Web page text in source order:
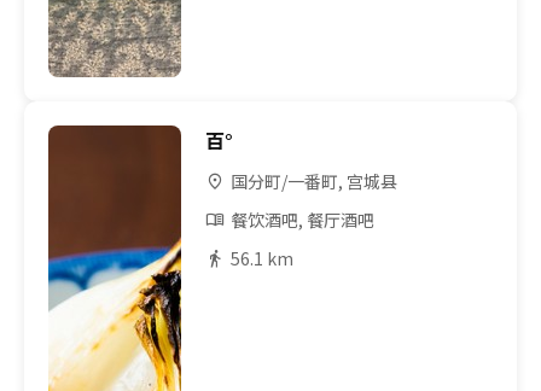
百°
国分町/一番町, 宫城县
餐饮酒吧, 餐厅酒吧
56.1 km